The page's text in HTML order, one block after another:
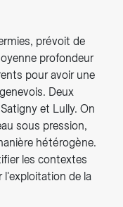
prévoit de
profondeur
pour avoir une
Deux
et Lully. On
sous pression,
hétérogène.
les contextes
l'exploitation de la